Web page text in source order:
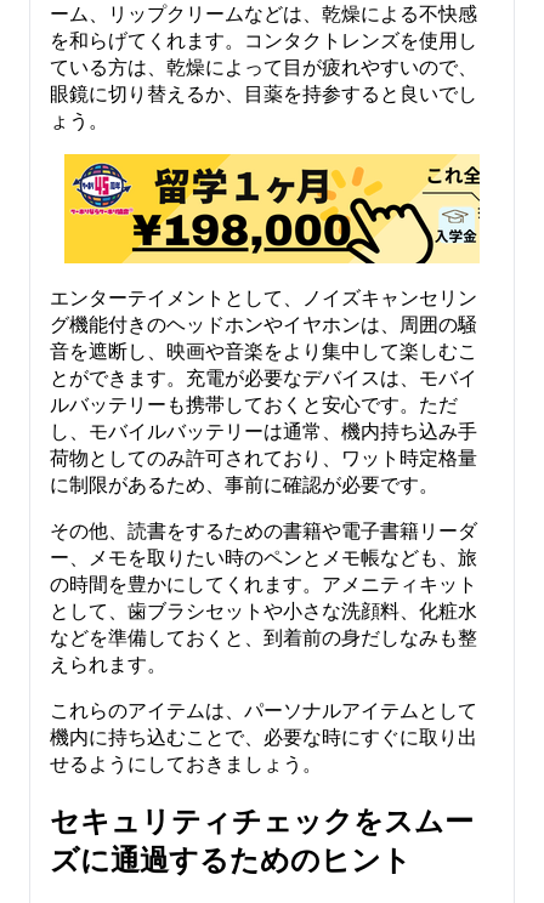
ーム、リップクリームなどは、乾燥による不快感
を和らげてくれます。コンタクトレンズを使用し
ている方は、乾燥によって目が疲れやすいので、
眼鏡に切り替えるか、目薬を持参すると良いでし
ょう。
エンターテイメントとして、ノイズキャンセリン
グ機能付きのヘッドホンやイヤホンは、周囲の騒
音を遮断し、映画や音楽をより集中して楽しむこ
とができます。充電が必要なデバイスは、モバイ
ルバッテリーも携帯しておくと安心です。ただ
し、モバイルバッテリーは通常、機内持ち込み手
荷物としてのみ許可されており、ワット時定格量
に制限があるため、事前に確認が必要です。
その他、読書をするための書籍や電子書籍リーダ
ー、メモを取りたい時のペンとメモ帳なども、旅
の時間を豊かにしてくれます。アメニティキット
として、歯ブラシセットや小さな洗顔料、化粧水
などを準備しておくと、到着前の身だしなみも整
えられます。
これらのアイテムは、パーソナルアイテムとして
機内に持ち込むことで、必要な時にすぐに取り出
せるようにしておきましょう。
セキュリティチェックをスムー
ズに通過するためのヒント